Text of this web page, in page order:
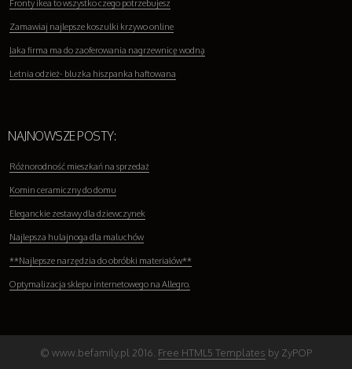
Fronty ikea to wszystko czego potrzebujesz
Zamawiaj najlepsze koszulki krzywo online
Jaka firma ma do zaoferowania nagrzewnicę wodną
Letnia odzież- bluzka hiszpanka haftowana
NAJNOWSZE POSTY:
Różnorodność mieszkań na sprzedaż
Komin ceramiczny do domu
Eleganckie zestawy dla dziewczynek
Najlepsza hulajnoga dla maluchów
**Najlepsze narzędzia do obróbki materiałów**
Optymalizacja sklepu internetowego na Allegro.
© www.befamily.pl 2016. Free HTML5 Templates by ZyPOP